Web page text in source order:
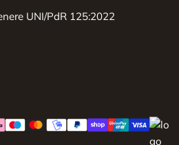
UNI/PdR 125:2022